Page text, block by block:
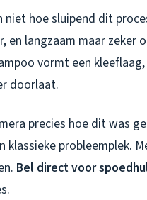
niet hoe sluipend dit
en langzaam maar zeker
vormt een
doorlaat.
precies hoe dit was
probleemplek.
Bel direct voor